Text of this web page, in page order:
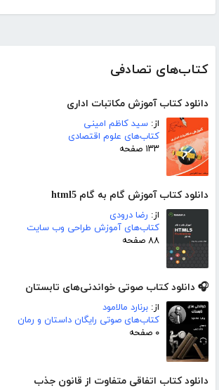
کتاب‌های تصادفی
دانلود کتاب آموزش مکاتبات اداری
از: سید کاظم امینی
کتاب‌های علوم اقتصادی
۱۳۳ صفحه
دانلود کتاب آموزش گام به گام html5
از: رضا درودی
کتاب‌های آموزش طراحی وب سایت
۸۸ صفحه
🎧 دانلود کتاب صوتی خواندنی‌های تابستان
از: برنارد مالامود
کتاب‌های صوتی رایگان داستان و رمان
۰ صفحه
دانلود کتاب اتفاقی متفاوت از قانون جذب